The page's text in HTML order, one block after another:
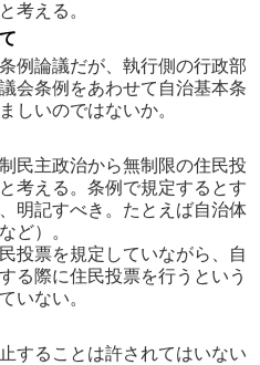
考える。
例論議だが、執行側の行政部
会条例をあわせて自治基本条
しいのではないか。
民主政治から無制限の住民投
考える。条例で規定するとす
明記すべき。たとえば自治体
ど）。
投票を規定していながら、自
る際に住民投票を行うという
いない。
することは許されてはいない